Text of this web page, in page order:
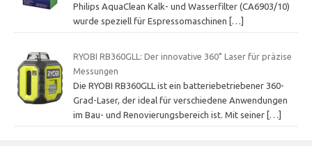
Philips AquaClean Kalk- und Wasserfilter (CA6903/10)
wurde speziell für Espressomaschinen […]
RYOBI RB360GLL: Der innovative 360˚ Laser für präzise
Messungen
Die RYOBI RB360GLL ist ein batteriebetriebener 360-
Grad-Laser, der ideal für verschiedene Anwendungen
im Bau- und Renovierungsbereich ist. Mit seiner […]